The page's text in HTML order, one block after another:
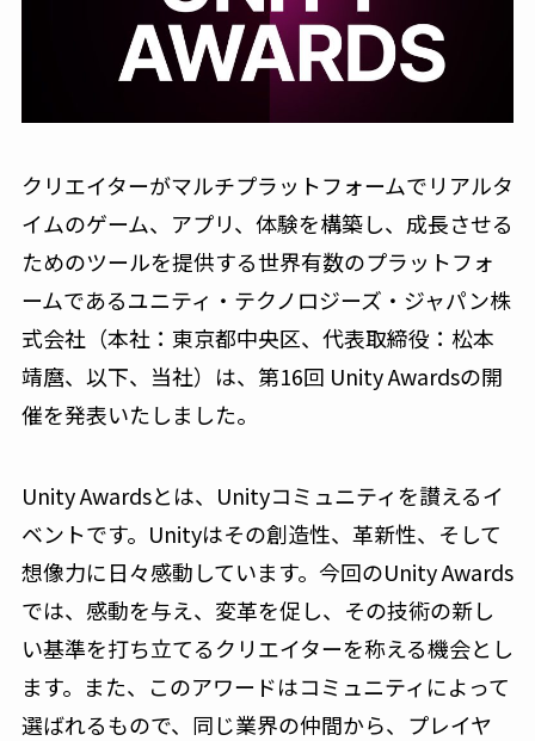
クリエイターがマルチプラットフォームでリアルタ
イムのゲーム、アプリ、体験を構築し、成長させる
ためのツールを提供する世界有数のプラットフォ
ームであるユニティ・テクノロジーズ・ジャパン株
式会社（本社：東京都中央区、代表取締役：松本
靖麿、以下、当社）は、第16回 Unity Awardsの開
催を発表いたしました。
Unity Awardsとは、Unityコミュニティを讃えるイ
ベントです。Unityはその創造性、革新性、そして
想像力に日々感動しています。今回のUnity Awards
では、感動を与え、変革を促し、その技術の新し
い基準を打ち立てるクリエイターを称える機会とし
ます。また、このアワードはコミュニティによって
選ばれるもので、同じ業界の仲間から、プレイヤ